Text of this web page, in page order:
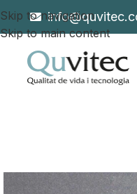
Skip to navigation
Skip to main content